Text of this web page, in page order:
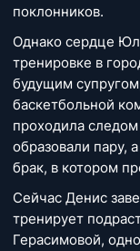
поклонников.
Однако сердце
тренировке в
будущим
баскетбольной
проходила
образовали пару,
брак, в котором
Сейчас Денис
тренирует
Герасимовой,